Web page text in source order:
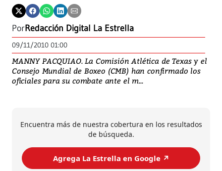
PorRedacción Digital La Estrella
09/11/2010 01:00
MANNY PACQUIAO. La Comisión Atlética de Texas y el
Consejo Mundial de Boxeo (CMB) han confirmado los
oficiales para su combate ante el m...
Encuentra más de nuestra cobertura en los resultados
de búsqueda.
Agrega La Estrella en Google ↗️